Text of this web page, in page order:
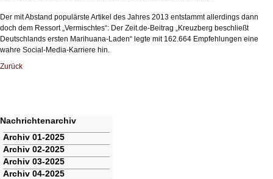
Der mit Abstand populärste Artikel des Jahres 2013 entstammt allerdings dann
doch dem Ressort „Vermischtes“: Der Zeit.de-Beitrag „Kreuzberg beschließt
Deutschlands ersten Marihuana-Laden“ legte mit 162.664 Empfehlungen eine
wahre Social-Media-Karriere hin.
Zurück
Nachrichtenarchiv
Navigation
überspringen
Archiv 01-2025
Archiv 02-2025
Archiv 03-2025
Archiv 04-2025